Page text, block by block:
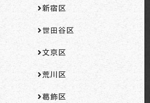
新宿区
世田谷区
文京区
荒川区
葛飾区